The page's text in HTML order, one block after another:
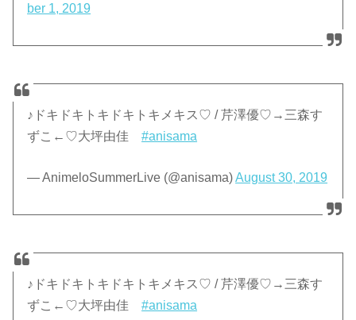
ber 1, 2019
♪ドキドキトキドキトキメキス♡ / 芹澤優♡→三森す
ずこ←♡大坪由佳#anisama
— AnimeloSummerLive (@anisama)August 30, 2019
♪ドキドキトキドキトキメキス♡ / 芹澤優♡→三森す
ずこ←♡大坪由佳#anisama